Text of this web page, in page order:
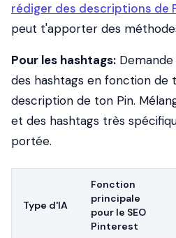
rédiger des descriptions de
peut t'apporter des
Pour les hashtags:
des hashtags en fonction
description de ton Pin.
et des hashtags très
portée.
Type d'IA
Fonction
principale
pour le SEO
Pinterest